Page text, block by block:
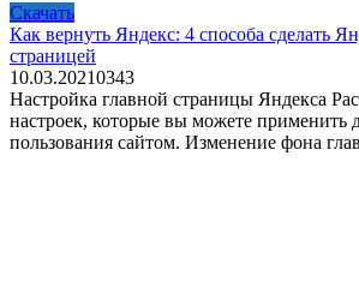
Скачать
Как вернуть Яндекс: 4 способа сделать
страницей
10.03.20210343
Настройка главной страницы Яндекса
настроек, которые вы можете применить
пользования сайтом. Изменение фона